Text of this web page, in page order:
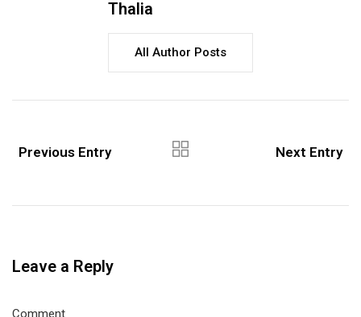
Thalia
All Author Posts
Previous Entry Next Entry
Leave a Reply